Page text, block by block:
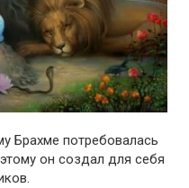
Брахме потребовалась
он создал для себя